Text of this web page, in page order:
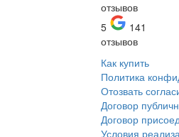
отзывов
5
141
отзывов
Как купить
Политика
Отозвать
Договор
Договор
Условия